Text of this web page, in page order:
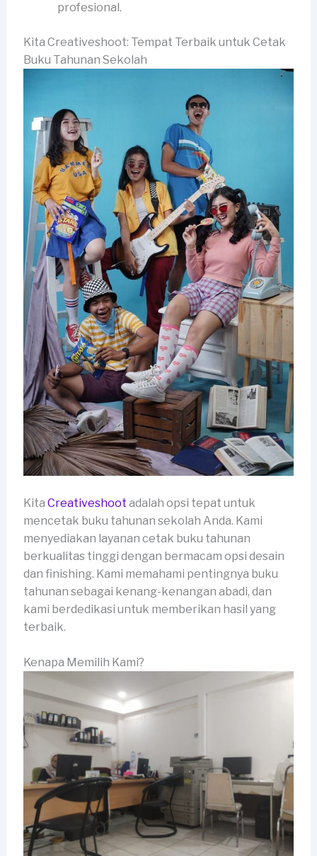
profesional.
Kita Creativeshoot: Tempat Terbaik untuk Cetak
Buku Tahunan Sekolah
Kita Creativeshoot adalah opsi tepat untuk
mencetak buku tahunan sekolah Anda. Kami
menyediakan layanan cetak buku tahunan
berkualitas tinggi dengan bermacam opsi desain
dan finishing. Kami memahami pentingnya buku
tahunan sebagai kenang-kenangan abadi, dan
kami berdedikasi untuk memberikan hasil yang
terbaik.
Kenapa Memilih Kami?